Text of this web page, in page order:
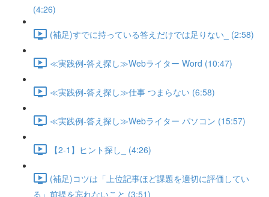
(4:26)
(補足)すでに持っている答えだけでは足りない_ (2:58)
≪実践例-答え探し≫Webライター Word (10:47)
≪実践例-答え探し≫仕事 つまらない (6:58)
≪実践例-答え探し≫Webライター パソコン (15:57)
【2-1】ヒント探し_ (4:26)
(補足)コツは「上位記事ほど課題を適切に評価してい
る」前提を忘れないこと (3:51)